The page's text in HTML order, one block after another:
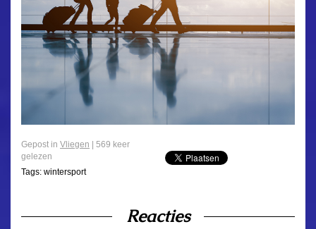
Gepost in Vliegen | 569 keer
gelezen
Tags: wintersport
Reacties